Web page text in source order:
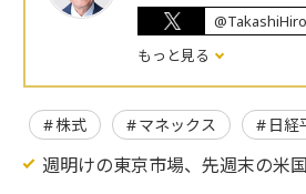
もっと見る
株式 マネックス 日経
週明けの東京市場、先週末の米